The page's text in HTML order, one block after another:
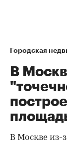
Городская
В
В Москве из-